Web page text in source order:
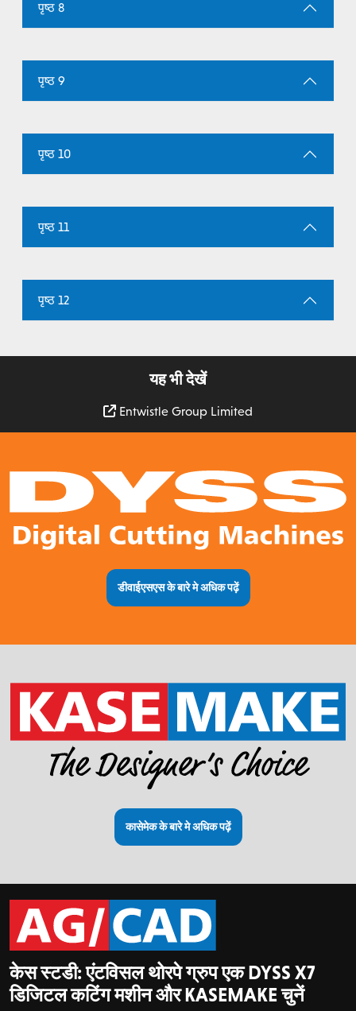
पृष्ठ 8
पृष्ठ 9
पृष्ठ 10
पृष्ठ 11
पृष्ठ 12
यह भी देखें
Entwistle Group Limited
डीवाईएसएस के बारे मे अधिक पढ़ें
कासेमेक के बारे मे अधिक पढ़ें
केस स्टडी: एंटविसल थोरपे ग्रुप एक DYSS X7
डिजिटल कटिंग मशीन और KASEMAKE चुनें